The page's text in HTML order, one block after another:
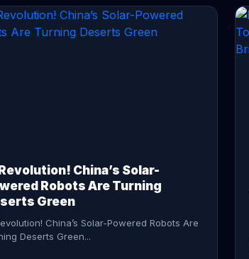
China’s Solar-
Robots Are Turning
Green
China’s Solar-Powered Robots Are
Deserts Green...